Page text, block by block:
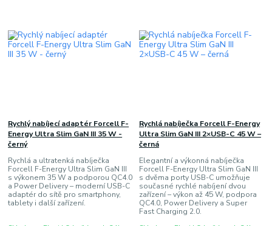
Rychlý nabíjecí adaptér Forcell F-
Energy Ultra Slim GaN III 35 W -
černý
Rychlá a ultratenká nabíječka
Forcell F-Energy Ultra Slim GaN III
s výkonem 35 W a podporou QC4.0
a Power Delivery – moderní USB-C
adaptér do sítě pro smartphony,
tablety i další zařízení.
Rychlá nabíječka Forcell F-Energy
Ultra Slim GaN III 2×USB-C 45 W –
černá
Elegantní a výkonná nabíječka
Forcell F-Energy Ultra Slim GaN III
s dvěma porty USB-C umožňuje
současné rychlé nabíjení dvou
zařízení – výkon až 45 W, podpora
QC4.0, Power Delivery a Super
Fast Charging 2.0.